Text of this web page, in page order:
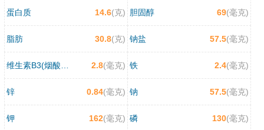
蛋白质 14.6(克) 胆固醇 69(毫克)
脂肪 30.8(克) 钠盐 57.5(毫克)
2.8(毫克) 铁 2.4(毫克)
锌 0.84(毫克) 钠 57.5(毫克)
钾 162(毫克) 磷 130(毫克)